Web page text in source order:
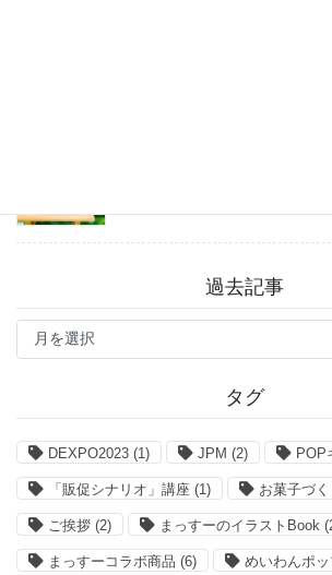
過去記事
過
記
タグ
DEXPO2023 (1) JPM (2) POP
「販促シナリオ」講座 (1) お菓子づく
ご挨拶 (2) まっすーのイラストBook
まっすーコラボ商品 (6) めいわんポ